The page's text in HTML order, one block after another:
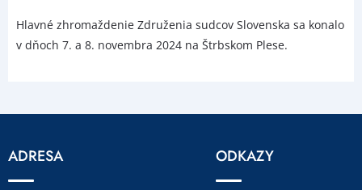
Hlavné zhromaždenie Združenia sudcov Slovenska sa konalo
v dňoch 7. a 8. novembra 2024 na Štrbskom Plese.
ADRESA ODKAZY